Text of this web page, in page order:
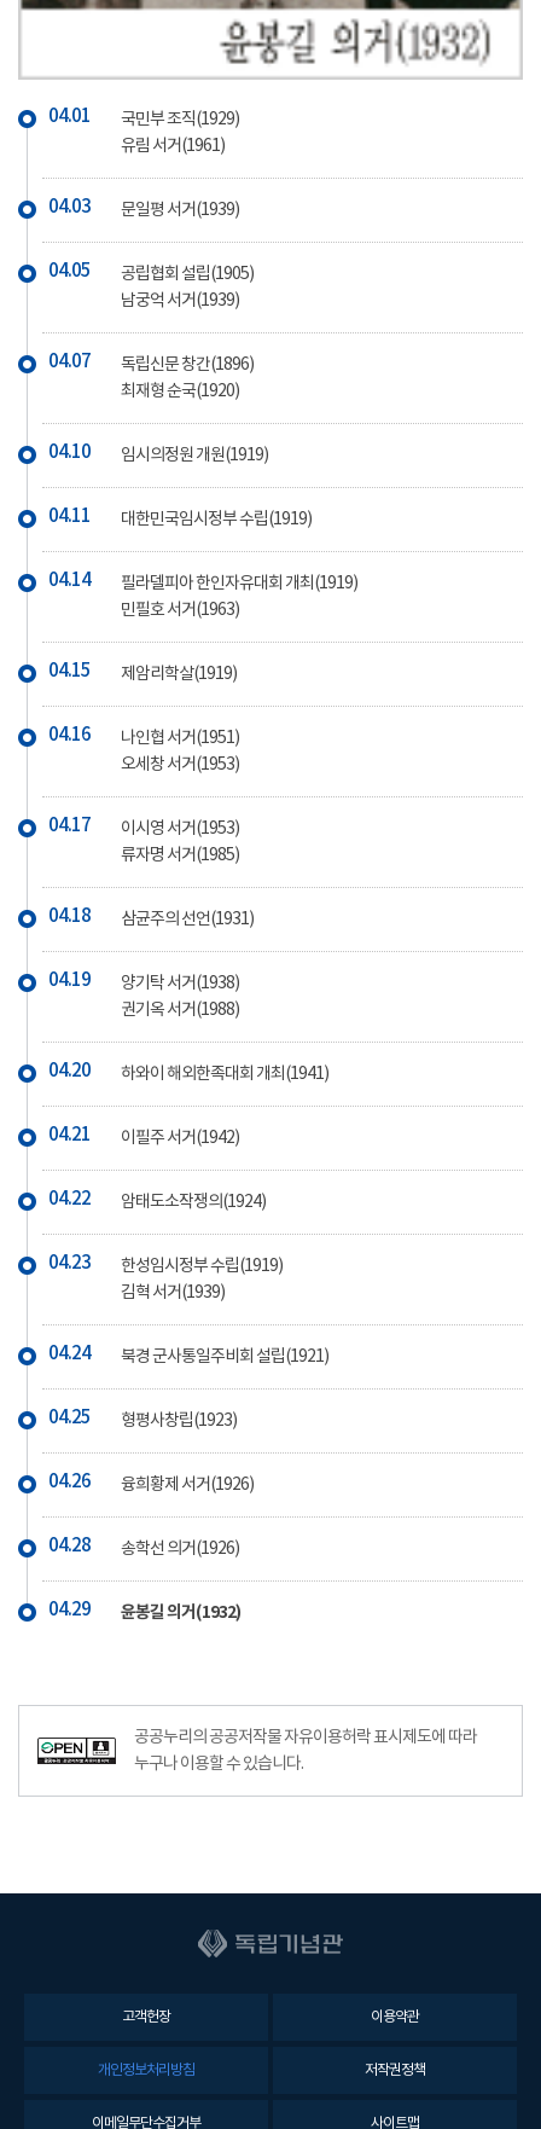
04.01
국민부 조직(1929)
유림 서거(1961)
04.03 문일평 서거(1939)
04.05
공립협회 설립(1905)
남궁억 서거(1939)
04.07
독립신문 창간(1896)
최재형 순국(1920)
04.10 임시의정원 개원(1919)
04.11 대한민국임시정부 수립(1919)
04.14
필라델피아 한인자유대회 개최(1919)
민필호 서거(1963)
04.15 제암리학살(1919)
04.16
나인협 서거(1951)
오세창 서거(1953)
04.17
이시영 서거(1953)
류자명 서거(1985)
04.18 삼균주의 선언(1931)
04.19
양기탁 서거(1938)
권기옥 서거(1988)
04.20 하와이 해외한족대회 개최(1941)
04.21 이필주 서거(1942)
04.22 암태도소작쟁의(1924)
04.23
한성임시정부 수립(1919)
김혁 서거(1939)
04.24 북경 군사통일주비회 설립(1921)
04.25 형평사창립(1923)
04.26 융희황제 서거(1926)
04.28 송학선 의거(1926)
04.29 윤봉길 의거(1932)
공공누리의 공공저작물 자유이용허락 표시제도에 따라
누구나 이용할 수 있습니다.
고객헌장 이용약관
개인정보처리방침 저작권정책
이메일무단수집거부 사이트맵